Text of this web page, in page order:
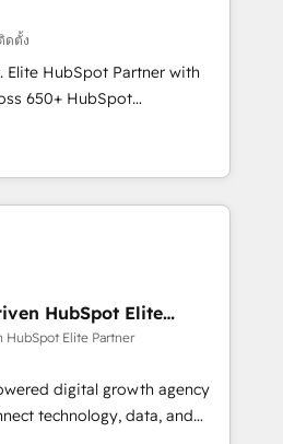
up deal closures. With 500+
Agile approach ensures your
results. Our
your sales, marketing, and
generation to
and eliminating
adapt to your goals.
ดตั้ง
Elite HubSpot Partner with
650+ HubSpot
use the HubSpot platform
your current HubSpot
new one.
HubSpot Elite
Elite Partner
digital growth agency
technology, data, and